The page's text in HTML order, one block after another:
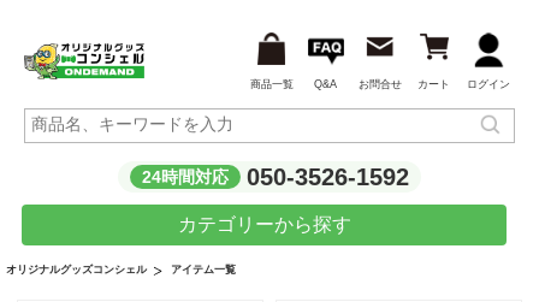
商品一覧 Q&A お問合せ カート ログイン
24時間対応 050-3526-1592
カテゴリーから探す
オリジナルグッズコンシェル アイテム一覧